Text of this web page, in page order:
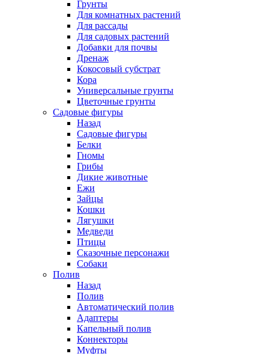
Грунты
Для комнатных растений
Для рассады
Для садовых растений
Добавки для почвы
Дренаж
Кокосовый субстрат
Кора
Универсальные грунты
Цветочные грунты
Садовые фигуры
Назад
Садовые фигуры
Белки
Гномы
Грибы
Дикие животные
Ежи
Зайцы
Кошки
Лягушки
Медведи
Птицы
Сказочные персонажи
Собаки
Полив
Назад
Полив
Автоматический полив
Адаптеры
Капельный полив
Коннекторы
Муфты